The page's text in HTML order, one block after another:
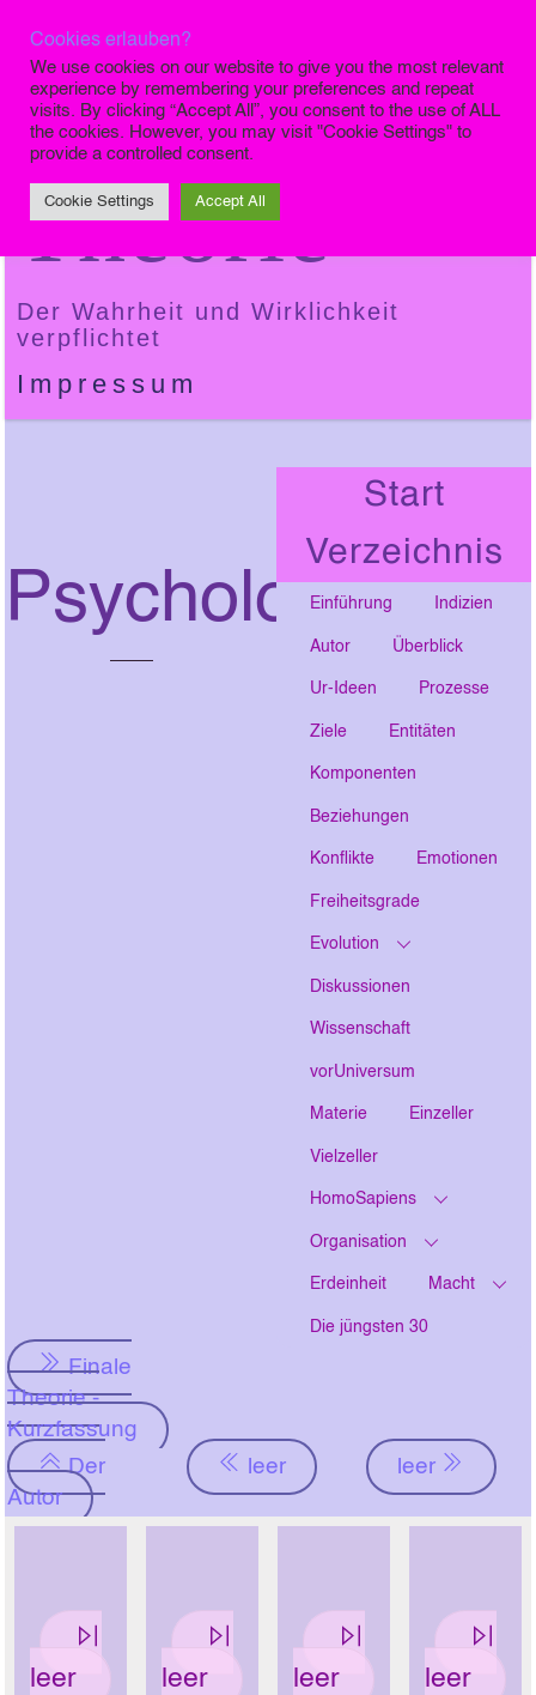
Die Finale
Theorie
Der Wahrheit und Wirklichkeit
verpflichtet
Impressum
Psychologie
Start
Verzeichnis
Einführung Indizien
Autor Überblick
Ur-Ideen Prozesse
Ziele Entitäten
Komponenten
Beziehungen
Konflikte Emotionen
Freiheitsgrade
Evolution
Diskussionen
Wissenschaft
vorUniversum
Materie Einzeller
Vielzeller
HomoSapiens
Organisation
Erdeinheit Macht
Die jüngsten 30
Finale
Theorie -
Kurzfassung
Der
Autor
leer leer
leer leer leer leer
Cookies erlauben?
We use cookies on our website to give you the most relevant
experience by remembering your preferences and repeat
visits. By clicking “Accept All”, you consent to the use of ALL
the cookies. However, you may visit "Cookie Settings" to
provide a controlled consent.
Cookie Settings Accept All